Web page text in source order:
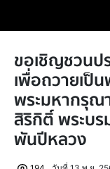
ขอเชิญชวนป
เพื่อถวายเป็
พระมหากรุณ
สิริกิติ์ พระบ
พันปีหลวง